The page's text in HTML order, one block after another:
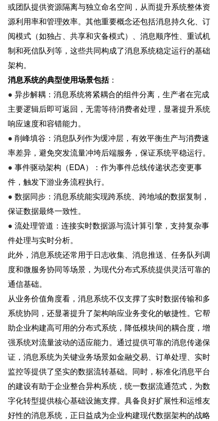
或团队提供资源隔离与独立命名空间，从而提升系统整体资
源利用率和管理效率。其他重要概念还包括消息持久化、订
阅模式（如独占、共享和灾备模式）、消息顺序性、重试机
制和死信队列等，这些共同构成了消息系统稳定运行的基础
架构。
消息系统的典型使用场景包括：
● 异步解耦：消息系统将紧耦合的组件分离，生产者在完成
主要逻辑后即可返回，无需等待消费者处理，显著提升系统
响应速度和容错能力。
● 削峰填谷：消息队列作为缓冲层，有效平衡生产与消费速
率差异，避免突发流量冲垮后端服务，保证系统平稳运行。
● 事件驱动架构（EDA）：作为事件总线传递状态变更事
件，触发下游业务流程执行。
● 数据同步：消息系统能实现跨系统、跨地域的数据复制，
保证数据最终一致性。
● 流处理管道：连接实时数据源与流计算引擎，支持复杂事
件处理与实时分析。
此外，消息系统还常用于日志收集、消息推送、任务队列调
度和微服务协同等场景，为现代分布式系统提供灵活可靠的
通信基础。
从业务价值角度看，消息系统不仅支撑了实时数据传输和多
系统协同，还显著提升了架构响应业务变化的敏捷性。它帮
助企业构建高可用的分布式系统，降低模块间的耦合度，增
强系统对流量波动的适应能力。通过提供可靠的消息传递保
证，消息系统为关键业务场景如金融交易、订单处理、实时
监控等提供了坚实的数据流转基础。同时，标准化消息平台
的建设有助于企业整合异构系统，统一数据流通范式，为数
字化转型提供核心基础设施支撑。具备良好扩展性和运维友
好性的消息系统，正日益成为企业构建现代数据架构的战略